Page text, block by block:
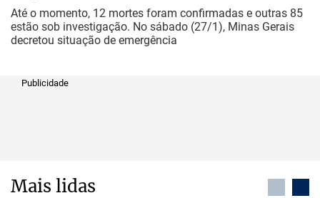
Até o momento, 12 mortes foram confirmadas e outras 85
estão sob investigação. No sábado (27/1), Minas Gerais
decretou situação de emergência
Publicidade
Mais lidas